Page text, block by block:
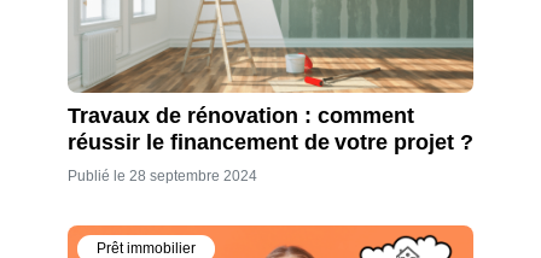
Travaux de rénovation : comment
réussir le financement de votre projet ?
Publié le 28 septembre 2024
Prêt immobilier